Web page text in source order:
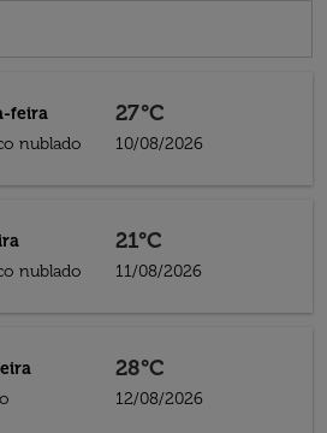
feira
nublado
27°C
10/08/2026
nublado
21°C
11/08/2026
28°C
12/08/2026